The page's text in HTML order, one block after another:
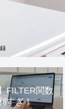
FILTER関数
すぎ！